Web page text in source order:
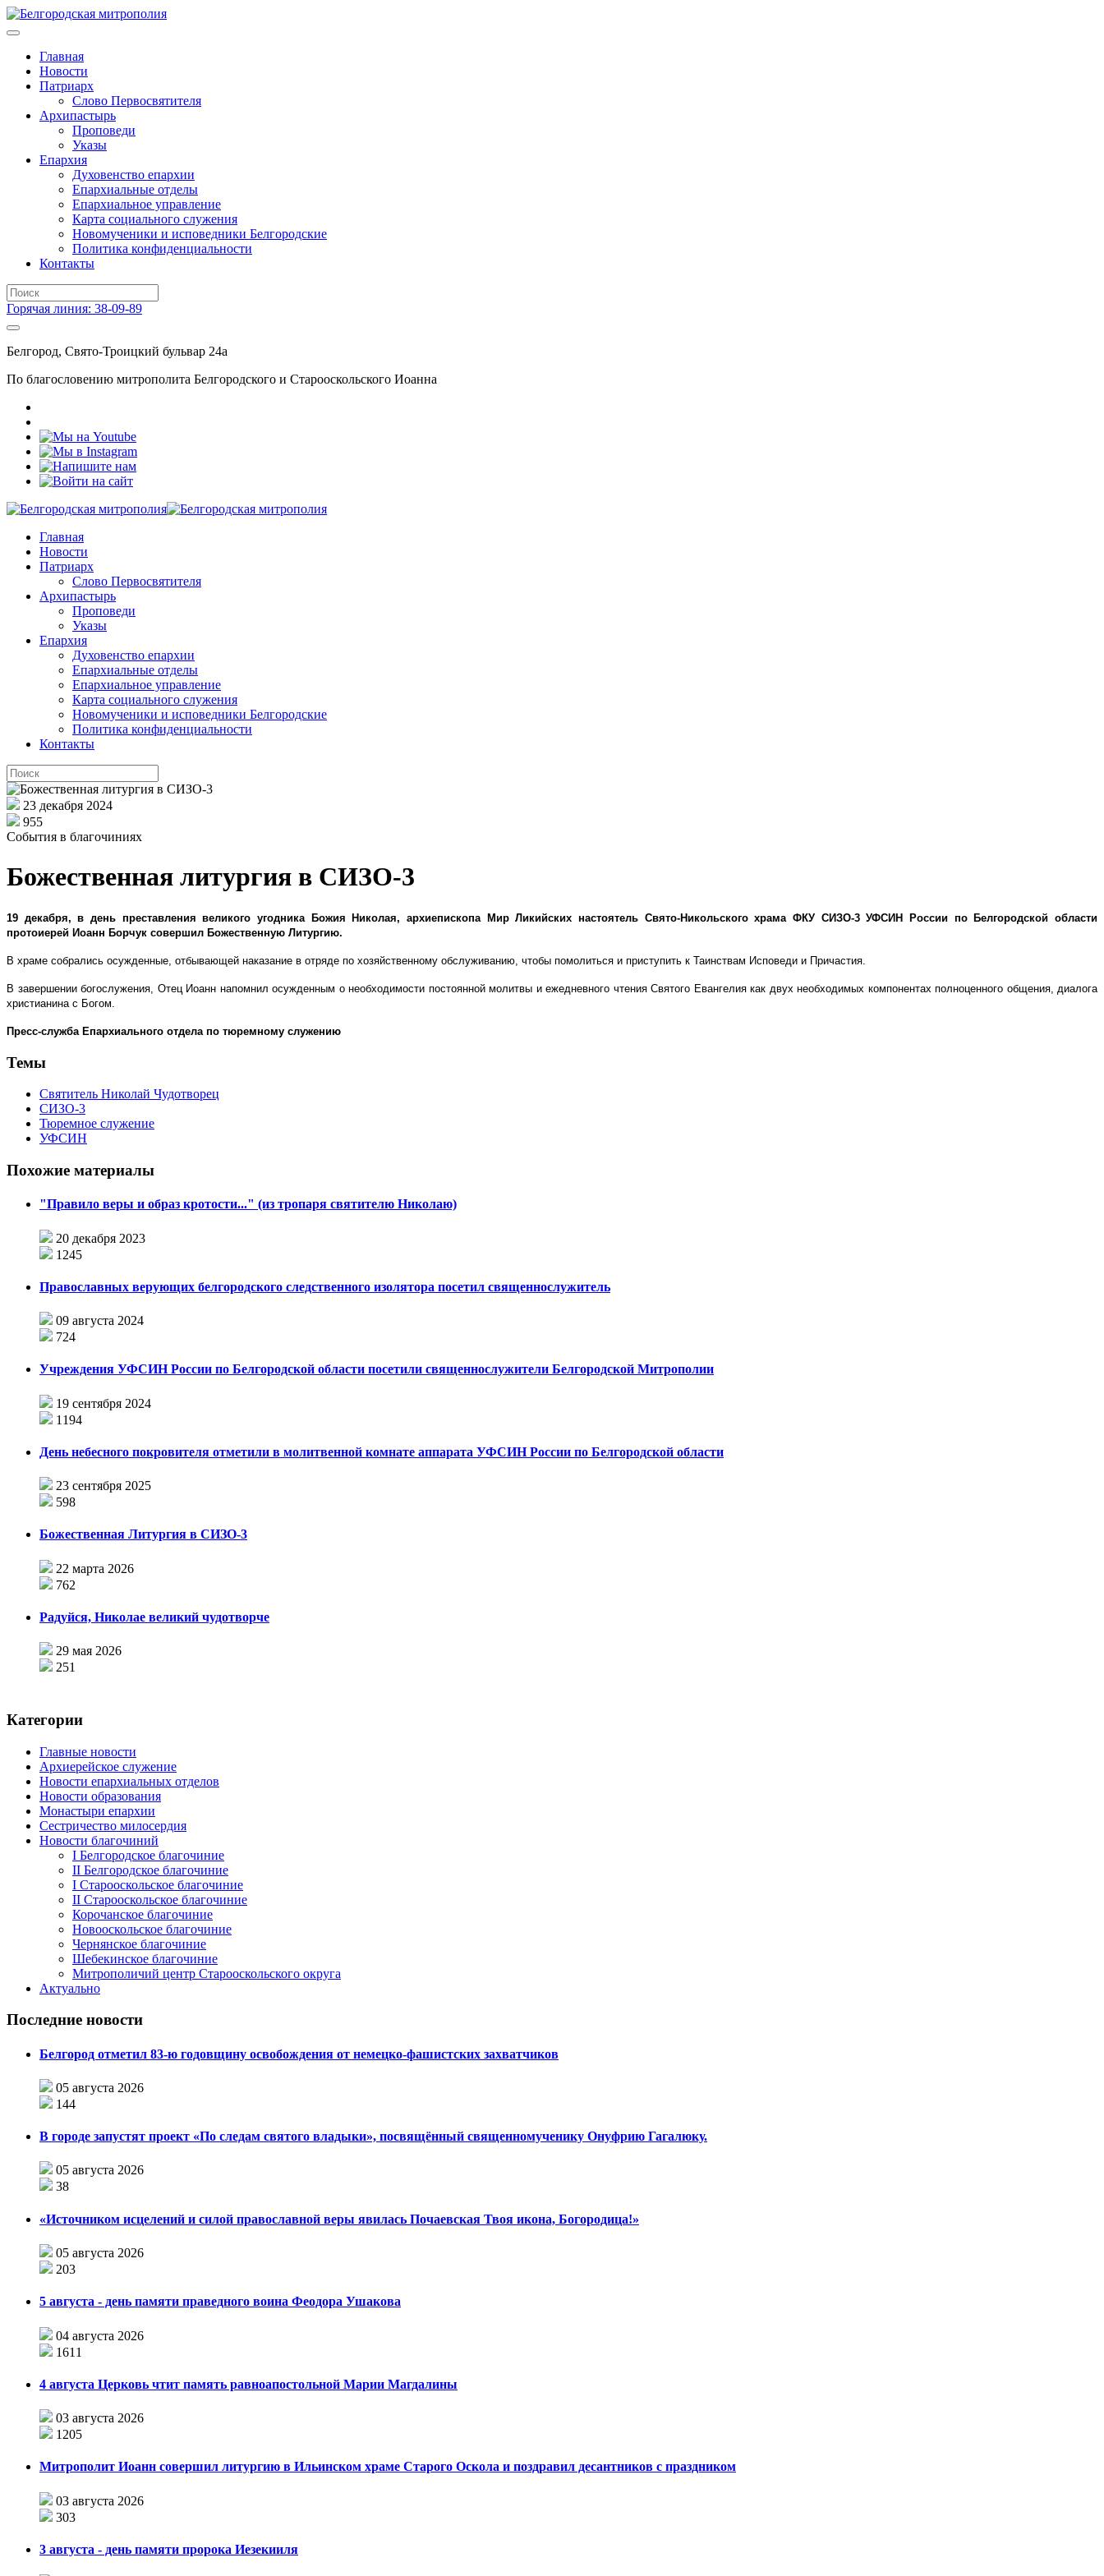
Главная
Новости
Патриарх
Слово Первосвятителя
Архипастырь
Проповеди
Указы
Епархия
Духовенство епархии
Епархиальные отделы
Епархиальное управление
Карта социального служения
Новомученики и исповедники Белгородские
Политика конфиденциальности
Контакты
Горячая линия: 38-09-89
Белгород, Свято-Троицкий бульвар 24а
По благословению митрополита Белгородского и Старооскольского Иоанна
Главная
Новости
Патриарх
Слово Первосвятителя
Архипастырь
Проповеди
Указы
Епархия
Духовенство епархии
Епархиальные отделы
Епархиальное управление
Карта социального служения
Новомученики и исповедники Белгородские
Политика конфиденциальности
Контакты
23 декабря 2024
955
События в благочиниях
Божественная литургия в СИЗО-3
19 декабря, в день преставления великого угодника Божия Николая, архиепископа Мир Ликийских настоятель Свято-Никольского храма ФКУ СИЗО-3 УФСИН России по Белгородской области
протоиерей Иоанн Борчук совершил Божественную Литургию.
В храме собрались осужденные, отбывающей наказание в отряде по хозяйственному обслуживанию, чтобы помолиться и приступить к Таинствам Исповеди и Причастия.
В завершении богослужения, Отец Иоанн напомнил осужденным о необходимости постоянной молитвы и ежедневного чтения Святого Евангелия как двух необходимых компонентах полноценного общения, диалога
христианина с Богом.
Пресс-служба Епархиального отдела по тюремному служению
Темы
Святитель Николай Чудотворец
СИЗО-3
Тюремное служение
УФСИН
Похожие материалы
"Правило веры и образ кротости..." (из тропаря святителю Николаю)
20 декабря 2023
1245
Православных верующих белгородского следственного изолятора посетил священнослужитель
09 августа 2024
724
Учреждения УФСИН России по Белгородской области посетили священнослужители Белгородской Митрополии
19 сентября 2024
1194
День небесного покровителя отметили в молитвенной комнате аппарата УФСИН России по Белгородской области
23 сентября 2025
598
Божественная Литургия в СИЗО-3
22 марта 2026
762
Радуйся, Николае великий чудотворче
29 мая 2026
251
Категории
Главные новости
Архиерейское служение
Новости епархиальных отделов
Новости образования
Монастыри епархии
Сестричество милосердия
Новости благочиний
I Белгородское благочиние
II Белгородское благочиние
I Старооскольское благочиние
II Старооскольское благочиние
Корочанское благочиние
Новооскольское благочиние
Чернянское благочиние
Шебекинское благочиние
Митрополичий центр Старооскольского округа
Актуально
Последние новости
Белгород отметил 83-ю годовщину освобождения от немецко-фашистских захватчиков
05 августа 2026
144
В городе запустят проект «По следам святого владыки», посвящённый священномученику Онуфрию Гагалюку.
05 августа 2026
38
«Источником исцелений и силой православной веры явилась Почаевская Твоя икона, Богородица!»
05 августа 2026
203
5 августа - день памяти праведного воина Феодора Ушакова
04 августа 2026
1611
4 августа Церковь чтит память равноапостольной Марии Магдалины
03 августа 2026
1205
Митрополит Иоанн совершил литургию в Ильинском храме Старого Оскола и поздравил десантников с праздником
03 августа 2026
303
3 августа - день памяти пророка Иезекииля